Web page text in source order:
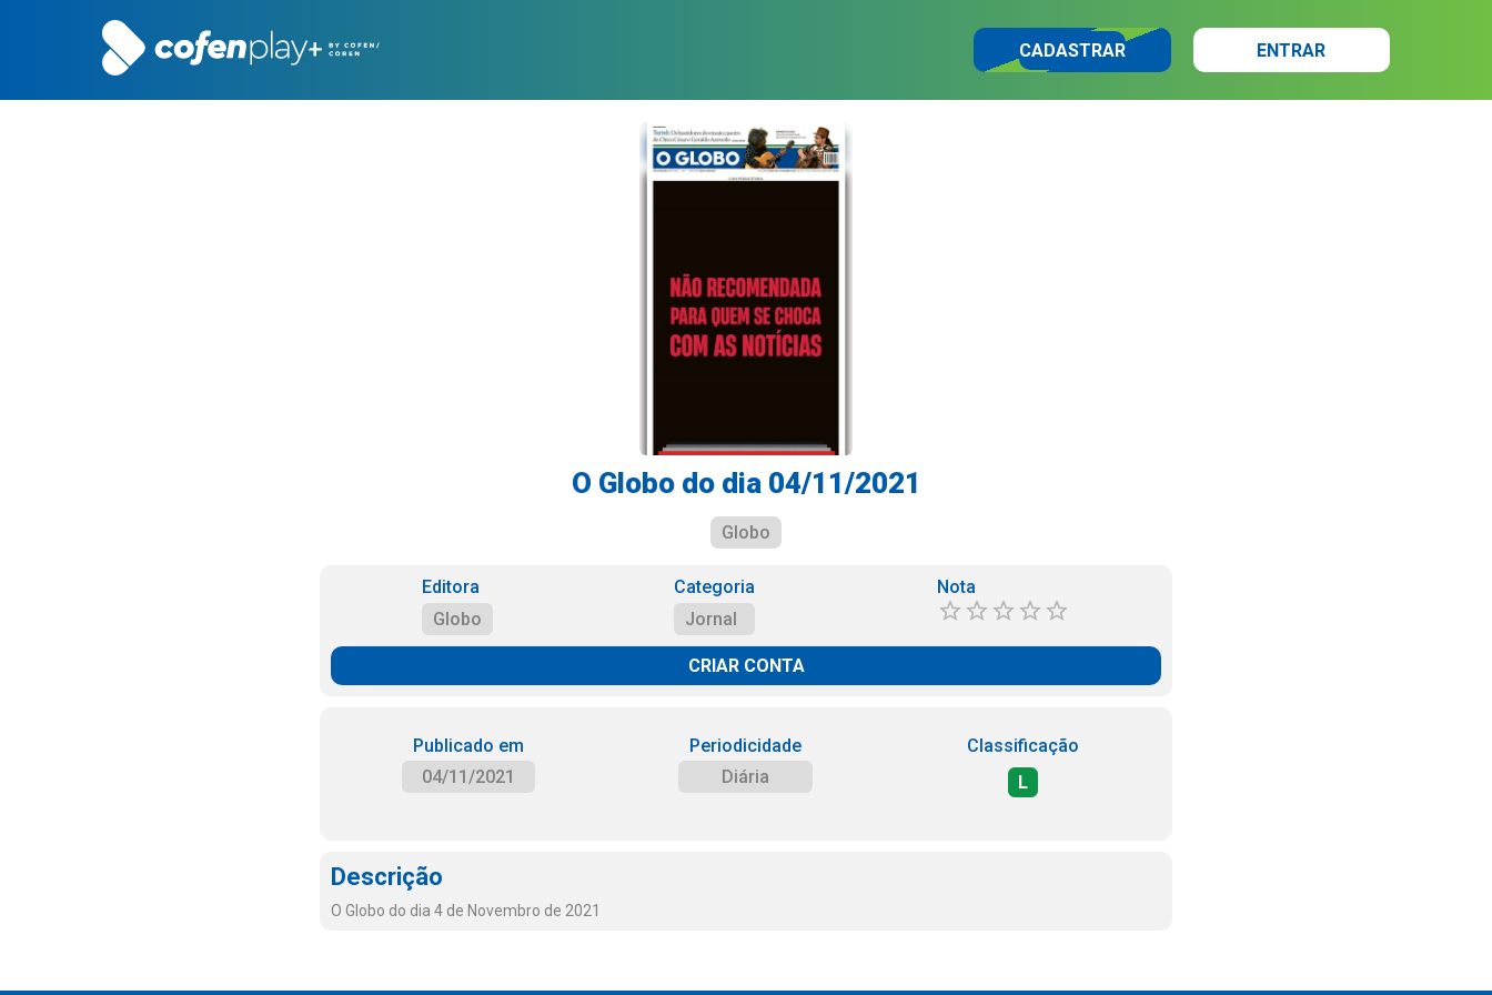
CADASTRAR ENTRAR
O Globo do dia 04/11/2021
Globo
Editora
Globo
Categoria
Jornal
Nota
CRIAR CONTA
Publicado em
04/11/2021
Periodicidade
Diária
Classificação
L
Descrição
O Globo do dia 4 de Novembro de 2021